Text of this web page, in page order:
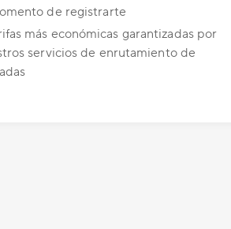
de registrarte
más económicas garantizadas por
servicios de enrutamiento de